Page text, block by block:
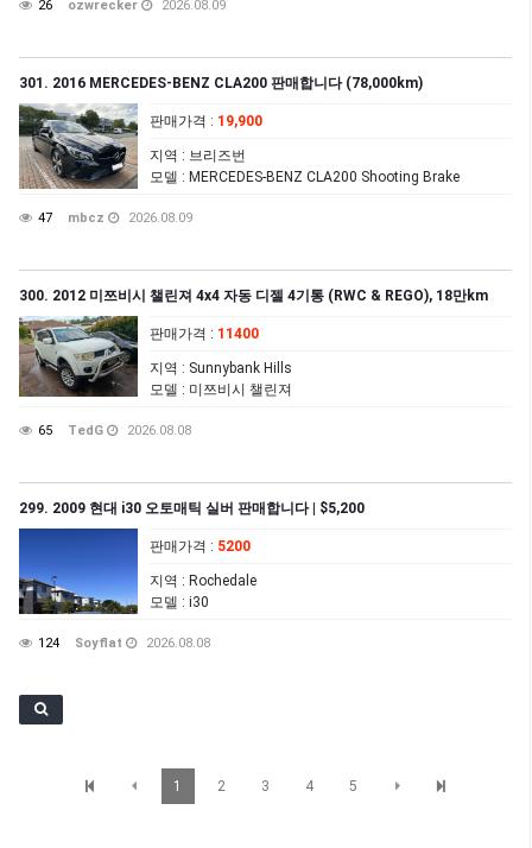
26 ozwrecker 2026.08.09
301. 2016 MERCEDES-BENZ CLA200 판매합니다 (78,000km)
판매가격 : 19,900
지역 : 브리즈번
모델 : MERCEDES-BENZ CLA200 Shooting Brake
47 mbcz 2026.08.09
300. 2012 미쯔비시 챌린져 4x4 자동 디젤 4기통 (RWC & REGO), 18만km
판매가격 : 11400
지역 : Sunnybank Hills
모델 : 미쯔비시 챌린져
65 TedG 2026.08.08
299. 2009 현대 i30 오토매틱 실버 판매합니다 | $5,200
판매가격 : 5200
지역 : Rochedale
모델 : i30
124 Soyflat 2026.08.08
1 2 3 4 5